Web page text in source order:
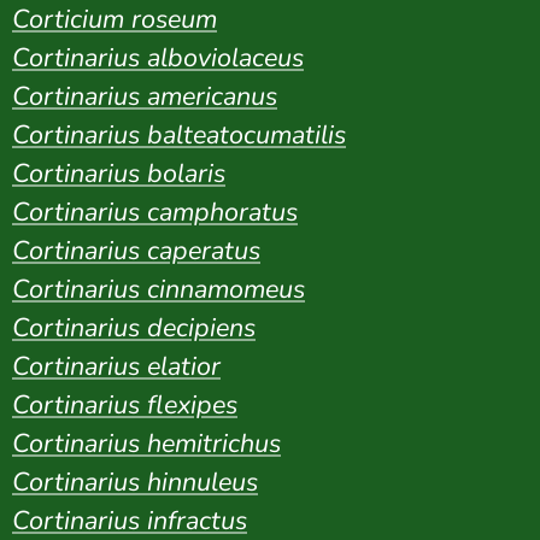
Corticium roseum
Cortinarius alboviolaceus
Cortinarius americanus
Cortinarius balteatocumatilis
Cortinarius bolaris
Cortinarius camphoratus
Cortinarius caperatus
Cortinarius cinnamomeus
Cortinarius decipiens
Cortinarius elatior
Cortinarius flexipes
Cortinarius hemitrichus
Cortinarius hinnuleus
Cortinarius infractus